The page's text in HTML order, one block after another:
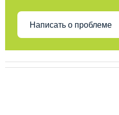
Написать о проблеме